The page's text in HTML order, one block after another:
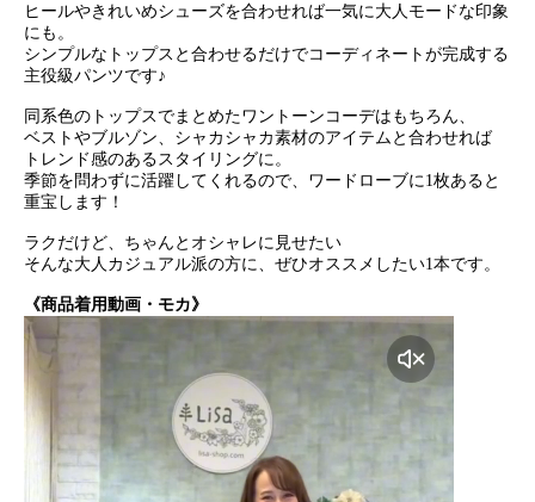
ヒールやきれいめシューズを合わせれば一気に大人モードな印象
にも。
シンプルなトップスと合わせるだけでコーディネートが完成する
主役級パンツです♪
同系色のトップスでまとめたワントーンコーデはもちろん、
ベストやブルゾン、シャカシャカ素材のアイテムと合わせれば
トレンド感のあるスタイリングに。
季節を問わずに活躍してくれるので、ワードローブに1枚あると
重宝します！
ラクだけど、ちゃんとオシャレに見せたい
そんな大人カジュアル派の方に、ぜひオススメしたい1本です。
《商品着用動画・モカ》